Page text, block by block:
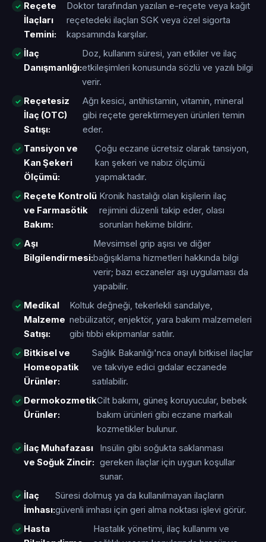
Reçete
İlaçları
Temini:
Doktor tarafından yazılan e-reçete veya kağıt
reçetedeki ilaçları SGK veya özel sigorta
kapsamında karşılar.
İlaç
Danışmanlığı:
Doz, kullanım süresi, yan etkiler ve ilaç
etkileşimleri konusunda sözlü ve yazılı bilgi
verir.
Reçetesiz
İlaç (OTC)
Satışı:
Ağrı kesici, antihistamin, vitamin, mineral
gibi reçete gerektirmeyen ürünleri temin
eder.
Tansiyon ve
Kan Şekeri
Ölçümü:
Çoğu eczane ücretsiz olarak tansiyon,
kan şekeri ve nabız ölçümü
yapmaktadır.
Reçete Kontrolü
ve Farmasötik
Bakım:
Kronik hastalığı olan kişilerin ilaç
rejimini düzenli takip eder, olası
sorunları hekime bildirir.
Aşı
Bilgilendirmesi:
Mevsimsel grip aşısı ve diğer
bağışıklama hizmetleri hakkında bilgi
verir; bazı eczaneler aşı uygulaması da
yapabilir.
Medikal
Malzeme
Satışı:
Koltuk değneği, tekerlekli sandalye,
nebülizatör, enjektör, yara bakım malzemeleri
gibi tıbbi ekipmanlar satılır.
Bitkisel ve
Homeopatik
Ürünler:
Sağlık Bakanlığı'nca onaylı bitkisel ilaçlar
ve takviye edici gıdalar eczanede
satılabilir.
Dermokozmetik
Ürünler:
Cilt bakımı, güneş koruyucular, bebek
bakım ürünleri gibi eczane markalı
kozmetikler bulunur.
İlaç Muhafazası
ve Soğuk Zincir:
Insülin gibi soğukta saklanması
gereken ilaçlar için uygun koşullar
sunar.
İlaç
İmhası:
Süresi dolmuş ya da kullanılmayan ilaçların
güvenli imhası için geri alma noktası işlevi görür.
Hasta
Hastalık yönetimi, ilaç kullanımı ve